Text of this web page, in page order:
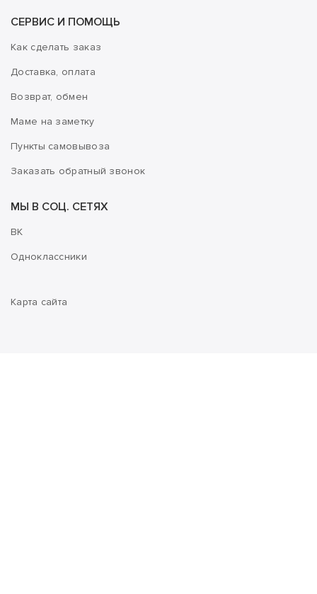
СЕРВИС И ПОМОЩЬ
Как сделать заказ
Доставка, оплата
Возврат, обмен
Маме на заметку
Пункты самовывоза
Заказать обратный звонок
МЫ В СОЦ. СЕТЯХ
ВК
Одноклассники
Карта сайта